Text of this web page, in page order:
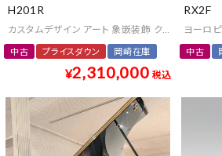
H201R
カスタムデザイン アート 象嵌装飾 クラウンジュ
中古 プライスダウン 岡崎在庫
¥2,310,000 税込
RX2F
ヨーロ
中古